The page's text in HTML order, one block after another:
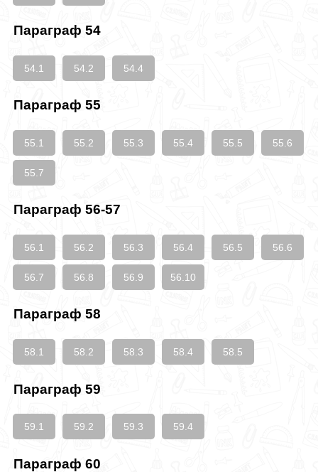
Параграф 54
54.1 54.2 54.4
Параграф 55
55.1 55.2 55.3 55.4 55.5 55.6
55.7
Параграф 56-57
56.1 56.2 56.3 56.4 56.5 56.6
56.7 56.8 56.9 56.10
Параграф 58
58.1 58.2 58.3 58.4 58.5
Параграф 59
59.1 59.2 59.3 59.4
Параграф 60